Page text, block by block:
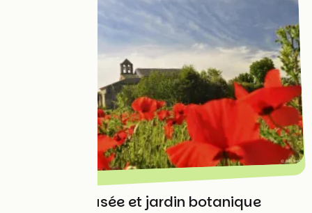
Salagon, musée et jardin botanique